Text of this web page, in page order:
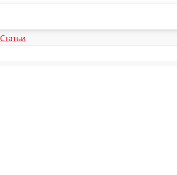
Статьи